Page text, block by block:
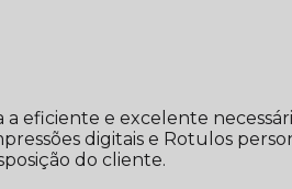
eficiente e excelente
digitais e Rotulos
do cliente.